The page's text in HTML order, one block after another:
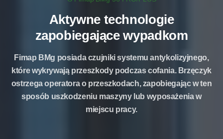
Aktywne technologie
zapobiegające wypadkom
Fimap BMg posiadaczujniki systemu antykolizyjnego,
które wykrywają przeszkody podczas cofania. Brzęczyk
ostrzega operatora o przeszkodach, zapobiegając w ten
sposób uszkodzeniu maszyny lub wyposażenia w
miejscu pracy.